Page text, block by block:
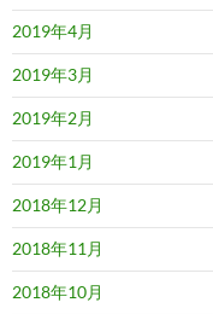
2019年4月
2019年3月
2019年2月
2019年1月
2018年12月
2018年11月
2018年10月